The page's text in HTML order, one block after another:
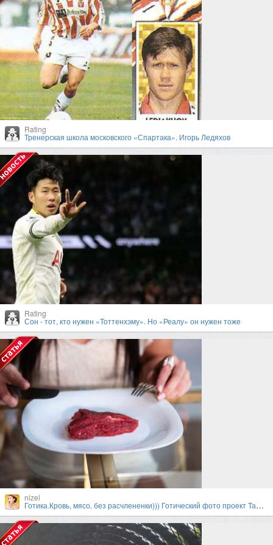
Rating
Тренерская школа московского «Спартака». Игорь Ледяхов
Rating
Сон - тот, кто нужен «Тоттенхэму». Но «Реалу» он нужен тоже
nizel
Готика.Кровь, мясо, без расчлененки))) Готический фото проект Тамары Нижельской и Валерии